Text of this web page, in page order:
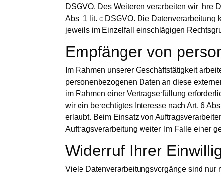
DSGVO. Des Weiteren verarbeiten wir Ihre
Abs. 1 lit. c DSGVO. Die Datenverarbeitung
jeweils im Einzelfall einschlägigen
Empfänger von
Im Rahmen unserer Geschäftstätigkeit
personenbezogenen Daten an diese
im Rahmen einer Vertragserfüllung
wir ein berechtigtes Interesse nach Art. 6
erlaubt. Beim Einsatz von
Auftragsverarbeitung weiter. Im Falle einer
Widerruf Ihrer
Viele Datenverarbeitungsvorgänge sind